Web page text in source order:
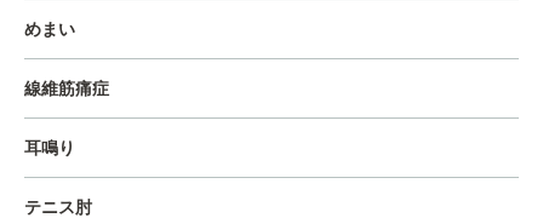
めまい
線維筋痛症
耳鳴り
テニス肘